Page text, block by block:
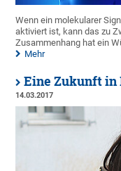
Wenn ein molekularer
aktiviert ist, kann das zu
Zusammenhang hat ein
Mehr
Eine Zukunft in
14.03.2017